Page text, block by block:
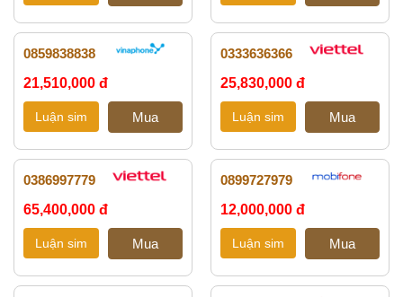
0859838838
21,510,000 đ
0333636366
25,830,000 đ
0386997779
65,400,000 đ
0899727979
12,000,000 đ